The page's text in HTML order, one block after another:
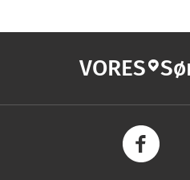
VORES